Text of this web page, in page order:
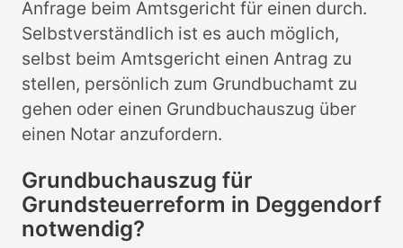
Anfrage beim Amtsgericht für einen durch.
Selbstverständlich ist es auch möglich,
selbst beim Amtsgericht einen Antrag zu
stellen, persönlich zum Grundbuchamt zu
gehen oder einen Grundbuchauszug über
einen Notar anzufordern.
Grundbuchauszug für
Grundsteuerreform in Deggendorf
notwendig?